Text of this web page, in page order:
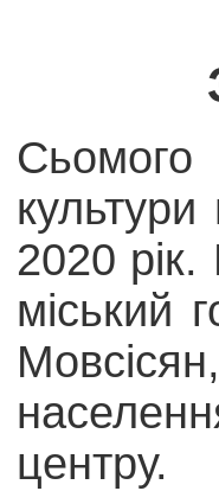
2020
міський
центру.